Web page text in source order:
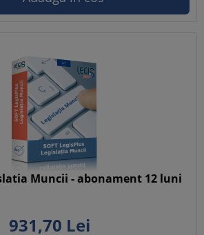
Muncii - abonament 12 luni
931,70 Lei